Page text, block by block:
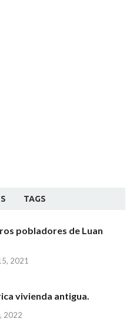
TAGS
pobladores de Luan
2021
vivienda antigua.
2022